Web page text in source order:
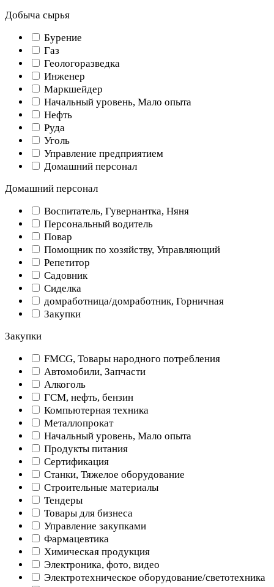
Добыча сырья
Бурение
Газ
Геологоразведка
Инженер
Маркшейдер
Начальный уровень, Мало опыта
Нефть
Руда
Уголь
Управление предприятием
Домашний персонал
Домашний персонал
Воспитатель, Гувернантка, Няня
Персональный водитель
Повар
Помощник по хозяйству, Управляющий
Репетитор
Садовник
Сиделка
домработница/домработник, Горничная
Закупки
Закупки
FMCG, Товары народного потребления
Автомобили, Запчасти
Алкоголь
ГСМ, нефть, бензин
Компьютерная техника
Металлопрокат
Начальный уровень, Мало опыта
Продукты питания
Сертификация
Станки, Тяжелое оборудование
Строительные материалы
Тендеры
Товары для бизнеса
Управление закупками
Фармацевтика
Химическая продукция
Электроника, фото, видео
Электротехническое оборудование/светотехника